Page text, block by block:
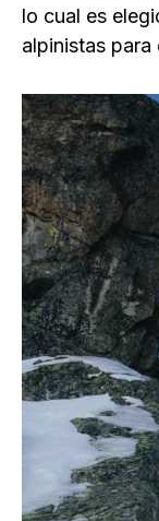
lo cual es
alpinistas para